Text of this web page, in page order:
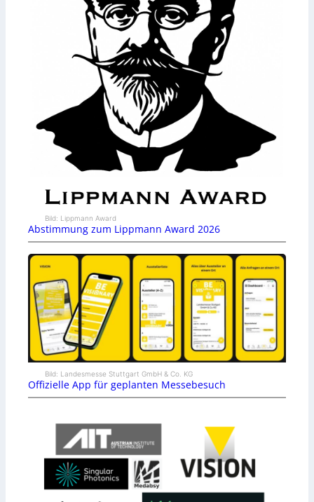
Bild: Lippmann Award
Abstimmung zum Lippmann Award 2026
Bild: Landesmesse Stuttgart GmbH & Co. KG
Offizielle App für geplanten Messebesuch